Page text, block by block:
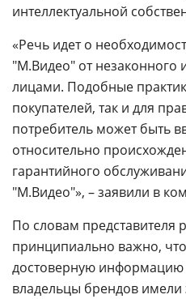
интеллектуальной
«Речь идет о
"М.Видео" от незаконного
лицами. Подобные
покупателей, так и для
потребитель может быть
относительно
гарантийного
"М.Видео"», – заявили в
По словам представителя
принципиально важно,
достоверную информацию
владельцы брендов